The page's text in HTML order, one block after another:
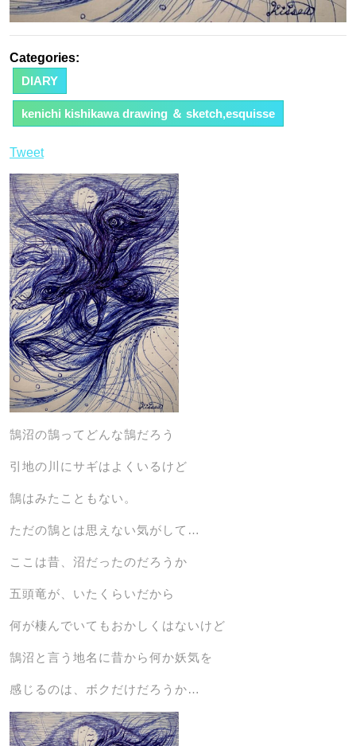
Categories:
DIARY
kenichi kishikawa drawing ＆ sketch,esquisse
Tweet
鵠沼の鵠ってどんな鵠だろう
引地の川にサギはよくいるけど
鵠はみたこともない。
ただの鵠とは思えない気がして…
ここは昔、沼だったのだろうか
五頭竜が、いたくらいだから
何が棲んでいてもおかしくはないけど
鵠沼と言う地名に昔から何か妖気を
感じるのは、ボクだけだろうか…